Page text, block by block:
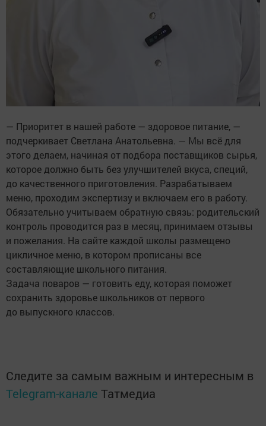
— Приоритет в нашей работе — здоровое питание, —
подчеркивает Светлана Анатольевна. — Мы всё для
этого делаем, начиная от подбора поставщиков сырья,
которое должно быть без улучшителей вкуса, специй,
до качественного приготовления. Разрабатываем
меню, проходим экспертизу и включаем его в работу.
Обязательно учитываем обратную связь: родительский
контроль проводится раз в месяц, принимаем отзывы
и пожелания. На сайте каждой школы размещено
цикличное меню, в котором прописаны все
составляющие школьного питания.
Задача поваров — готовить еду, которая поможет
сохранить здоровье школьников от первого
до выпускного классов.
Следите за самым важным и интересным в
Telegram-канале Татмедиа